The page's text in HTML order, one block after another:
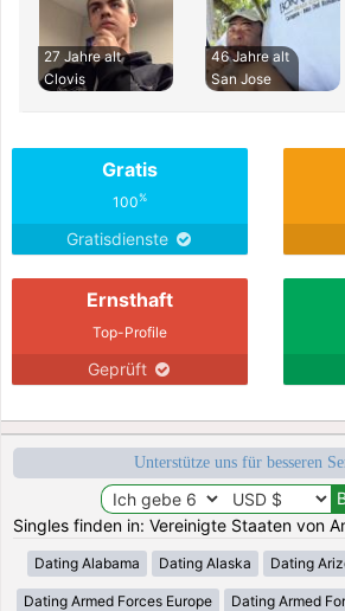
27 Jahre alt
Clovis
46 Jahre alt
San Jose
Gratis
100%
Gratisdienste
Ernsthaft
Top-Profile
Geprüft
Unterstütze uns für besseren
Singles finden in: Vereinigte Staaten von
Dating Alabama Dating Alaska Dating
Dating Armed Forces Europe Dating Armed